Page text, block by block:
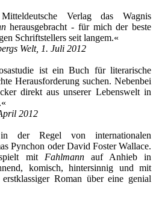
Verlag das Wagnis
herausgebracht - für mich der beste
Schriftstellers seit langem.«
Welt, 1. Juli 2012
ist ein Buch für literarische
Herausforderung suchen. Nebenbei
direkt aus unserer Lebenswelt in
2012
in der Regel von internationalen
Pynchon oder David Foster Wallace.
mit Fahlmannauf Anhieb in
komisch, hintersinnig und mit
Roman über eine genial